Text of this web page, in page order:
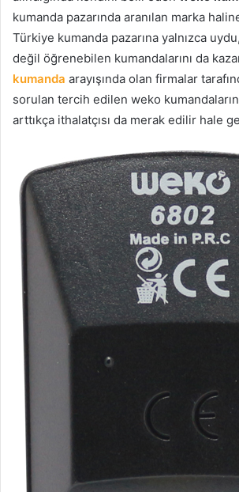
kumanda pazarında aranılan marka
Türkiye kumanda pazarına yalnızca
değil öğrenebilen kumandalarını da
kumanda arayışında olan firmalar
sorulan tercih edilen weko
arttıkça ithalatçısı da merak edilir hale